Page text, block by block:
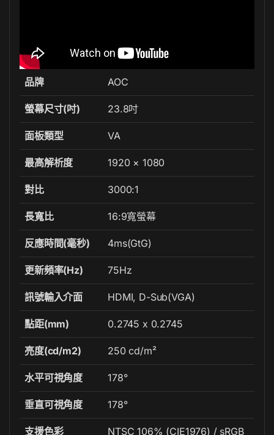
品牌 AOC
螢幕尺寸(吋) 23.8吋
面板類型 VA
最高解析度 1920 × 1080
對比 3000:1
長寬比 16:9寬螢幕
反應時間(毫秒) 4ms(GtG)
更新頻率(Hz) 75Hz
訊號輸入介面 HDMI, D-Sub(VGA)
點距(mm) 0.2745 x 0.2745
亮度(cd/m2) 250 cd/m²
水平可視角度 178°
垂直可視角度 178°
支援色彩
NTSC 106% (CIE1976) / sRGB